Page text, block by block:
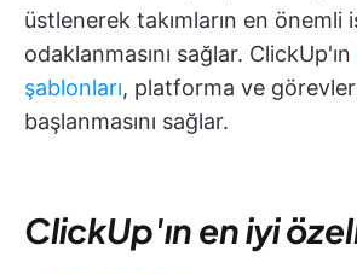
üstlenerek takımların en önemli
odaklanmasını sağlar. ClickUp'ın
şablonları, platforma ve
başlanmasını sağlar.
ClickUp'ın en iyi